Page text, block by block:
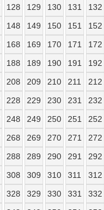
128 129 130 131 132
148 149 150 151 152
168 169 170 171 172
188 189 190 191 192
208 209 210 211 212
228 229 230 231 232
248 249 250 251 252
268 269 270 271 272
288 289 290 291 292
308 309 310 311 312
328 329 330 331 332